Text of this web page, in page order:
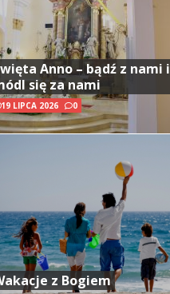
Anno – bądź z nami i
się za nami
19 LIPCA 2026 0
z Bogiem